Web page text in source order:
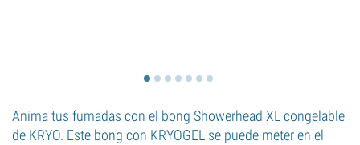
Anima tus fumadas con el bong Showerhead XL congelable
de KRYO. Este bong con KRYOGEL se puede meter en el